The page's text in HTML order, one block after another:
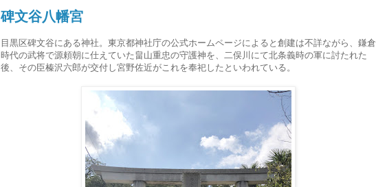
碑文谷八幡宮
目黒区碑文谷にある神社。東京都神社庁の公式ホームページによると創建は不詳ながら、鎌倉
時代の武将で源頼朝に仕えていた畠山重忠の守護神を、二俣川にて北条義時の軍に討たれた
後、その臣榛沢六郎が交付し宮野佐近がこれを奉祀したといわれている。